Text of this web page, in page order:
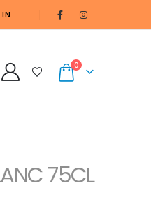
IN
0
75CL